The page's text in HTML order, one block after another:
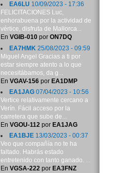
EA6LU 10/09/2023 - 17:36
FELICITACIONES Luc,
enhorabuena por la actividad de
vértice, disfruta de Mallorca...
En VGIB-010por ON7DQ
EA7HMK 25/08/2023 - 09:59
Miguel Angel Gracias a ti por
estar siempre atento a lo que
necesitábamos, da g...
En VGAV-156por EA1DMP
EA1JAG07/04/2023 - 10:56
Vertice relativamente cercano a
Verín. Fácil acceso por la
carretera que sube de...
En VGOU-112por EA1JAG
EA1BJE13/03/2023 - 00:37
Veo que compañía no te ha
faltado. Habrás estado
entretenido con tanto ganado. ...
En VGSA-222por EA3FNZ